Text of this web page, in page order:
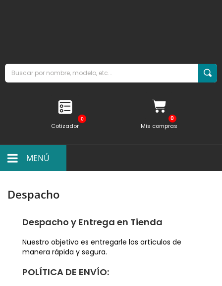
0
Cotizador Mis compras
MENÚ
Despacho
Despacho y Entrega en Tienda
Nuestro objetivo es entregarle los artículos de
manera rápida y segura.
POLÍTICA DE ENVÍO: